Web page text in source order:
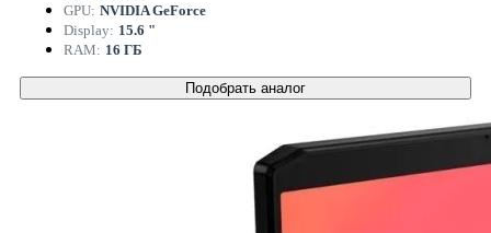
GPU: NVIDIA GeForce
Display: 15.6 "
RAM: 16 ГБ
Подобрать аналог